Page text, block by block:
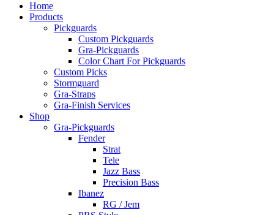
Home
Products
Pickguards
Custom Pickguards
Gra-Pickguards
Color Chart For Pickguards
Custom Picks
Stormguard
Gra-Straps
Gra-Finish Services
Shop
Gra-Pickguards
Fender
Strat
Tele
Jazz Bass
Precision Bass
Ibanez
RG / Jem